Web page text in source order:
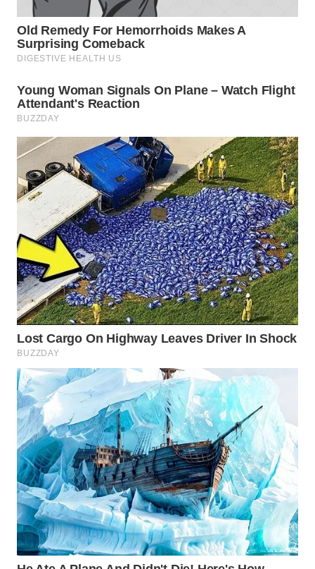
WN
BINTAN
WN
WN
WN
LABUANBAJO
WN
BORNEO
Wahana
Media
Group
WAHANA
NEWS
WAHANA
TANI
WAHANA
ADVOKAT
WAHANA
INFRASTRUKTUR
WAHANA
KONSUMEN